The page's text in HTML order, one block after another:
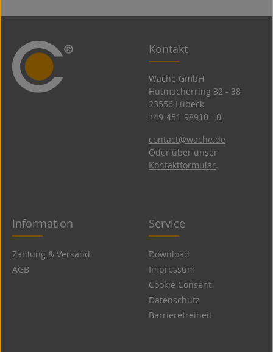
Kontakt
Wache GmbH
Hutmacherring 32 ­- 38
23556 Lübeck
+49-451-98910 - 0
contact@wache.de
Oder über unser
Kontaktformular.
Information
Zahlung & Versand
AGB
Service
Download
Impressum
Cookie Consent
Datenschutz
Barrierefreiheit